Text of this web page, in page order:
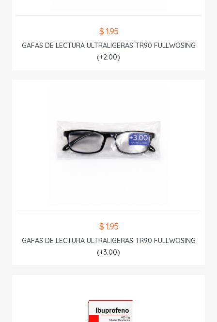
$ 1.95
GAFAS DE LECTURA ULTRALIGERAS TR90 FULLWOSING
(+2.00)
$ 1.95
GAFAS DE LECTURA ULTRALIGERAS TR90 FULLWOSING
(+3.00)